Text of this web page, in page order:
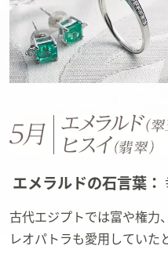
エメラルドの石言葉：
古代エジプトでは富や権力
レオパトラも愛用していた